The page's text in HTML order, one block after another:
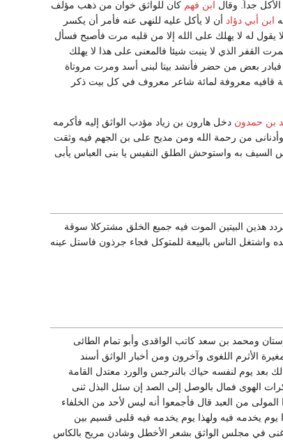
جداً. وقال ابن فهم كان للواثق خوان من ذهب مؤلف
ابن أبي دؤاد أن لا يأكل عليه للنهى عنه فأمر أن يكسر
يقول له لا يهلك على الله إلا من قلبه مرت فأصبح فسأل
القفر الذي لا ينبت شيئا فالمعنى على هذا لا يهلك
بعض من حضر فأنشد بيتا لبنى أسد ومرت مروتاة
قافيه معروفة لمائة شاعر معروف في كل بيت ذكر
بن حمدون دخل هارون بن زياد مؤدب الواثق إليه فأكرمه
وأدنانى من رحمة الله ومن مديح على بن الجهم فيه وثقت
السيف به واستوحش الطلق النفيس يا بنى العباس يأبى
هذين البيتين الموت فيه جميع الخلق مشتركلا سوقة
الناس بالبيعة للمتوكل فجاء جرذون فاستل عينه
ومحمد بن سعد كاتب الواقدى وأبو تمام الطائى
الأثرم اللغوى وآخرون ومن أخبار الواثق أسند
بعد يوم لنفسه حياك بالنرجس والورد معتدل القامة
الهوى فمال بالوصل إلى الصد إن سئل البذل ثنى
من العبد قال فأجمعوا أنه ليس لأحد من الخلفاء
يوم يخدمه فيه ولهذا يوم يخدمه فيه قلبى قسيم بين
في مجلس الواثق بشعر الأخطل وشادن مريح بالكاس